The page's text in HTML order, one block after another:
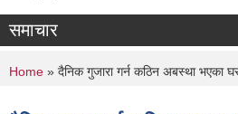
समाचार
You are here
Home » दैनिक गुजारा गर्न कठिन अबस्था भएका